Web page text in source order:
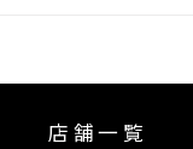
店舗一覧